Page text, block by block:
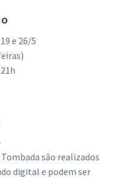
e 26/5
Tombada são realizados
digital e podem ser